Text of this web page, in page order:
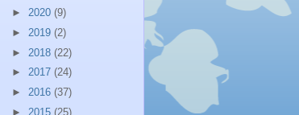
► 2020 (9)
► 2019 (2)
► 2018 (22)
► 2017 (24)
► 2016 (37)
► 2015 (25)